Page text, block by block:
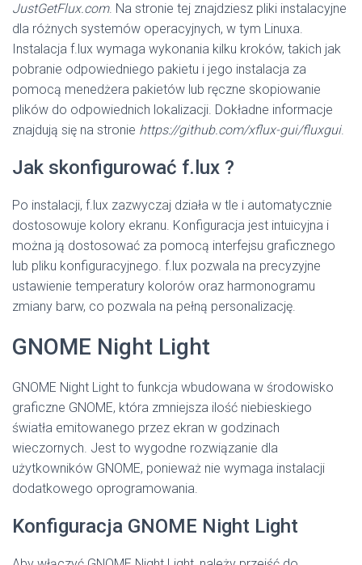
JustGetFlux.com. Na stronie tej znajdziesz pliki instalacyjne
dla różnych systemów operacyjnych, w tym Linuxa.
Instalacja f.lux wymaga wykonania kilku kroków, takich jak
pobranie odpowiedniego pakietu i jego instalacja za
pomocą menedżera pakietów lub ręczne skopiowanie
plików do odpowiednich lokalizacji. Dokładne informacje
znajdują się na stronie https://github.com/xflux-gui/fluxgui.
Jak skonfigurować f.lux ?
Po instalacji, f.lux zazwyczaj działa w tle i automatycznie
dostosowuje kolory ekranu. Konfiguracja jest intuicyjna i
można ją dostosować za pomocą interfejsu graficznego
lub pliku konfiguracyjnego. f.lux pozwala na precyzyjne
ustawienie temperatury kolorów oraz harmonogramu
zmiany barw, co pozwala na pełną personalizację.
GNOME Night Light
GNOME Night Light to funkcja wbudowana w środowisko
graficzne GNOME, która zmniejsza ilość niebieskiego
światła emitowanego przez ekran w godzinach
wieczornych. Jest to wygodne rozwiązanie dla
użytkowników GNOME, ponieważ nie wymaga instalacji
dodatkowego oprogramowania.
Konfiguracja GNOME Night Light